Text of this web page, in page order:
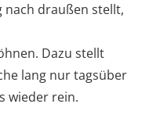
nach draußen stellt,
Dazu stellt
lang nur tagsüber
wieder rein.